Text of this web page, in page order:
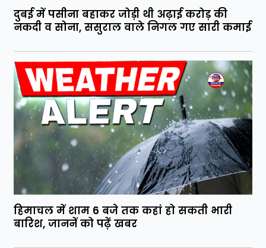
दुबई में पसीना बहाकर जोड़ी थी अढ़ाई करोड़ की
नकदी व सोना, ससुराल वाले निगल गए सारी कमाई
हिमाचल में शाम 6 बजे तक कहां हो सकती भारी
बारिश, जाननें को पढ़ें खबर